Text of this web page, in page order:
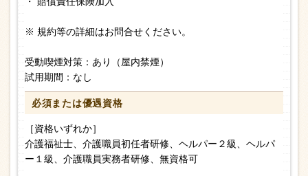
※ 規約等の詳細はお問合せください。
受動喫煙対策：あり（屋内禁煙）
試用期間：なし
必須または優遇資格
［資格いずれか］
介護福祉士、介護職員初任者研修、ヘルパー２級、ヘルパ
ー１級、介護職員実務者研修、無資格可